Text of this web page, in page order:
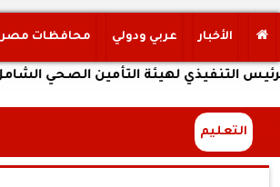
الأخبار عربي ودولي محافظات مصر
لهيئة التأمين الصحي الشامل
التعليم